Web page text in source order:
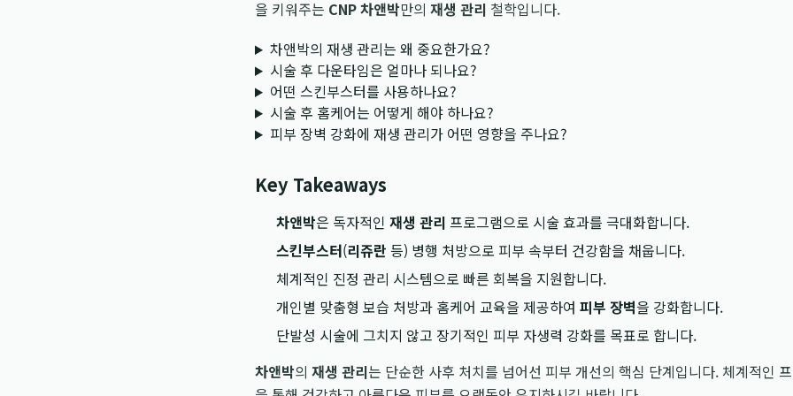
을 키워주는 CNP 차앤박만의 재생 관리 철학입니다.
차앤박의 재생 관리는 왜 중요한가요?
시술 후 다운타임은 얼마나 되나요?
어떤 스킨부스터를 사용하나요?
시술 후 홈케어는 어떻게 해야 하나요?
피부 장벽 강화에 재생 관리가 어떤 영향을 주나요?
Key Takeaways
차앤박은 독자적인 재생 관리 프로그램으로 시술 효과를 극대화합니다.
스킨부스터(리쥬란 등) 병행 처방으로 피부 속부터 건강함을 채웁니다.
체계적인 진정 관리 시스템으로 빠른 회복을 지원합니다.
개인별 맞춤형 보습 처방과 홈케어 교육을 제공하여 피부 장벽을 강화합니다.
단발성 시술에 그치지 않고 장기적인 피부 자생력 강화를 목표로 합니다.
차앤박의 재생 관리는 단순한 사후 처치를 넘어선 피부 개선의 핵심 단계입니다. 체계적인